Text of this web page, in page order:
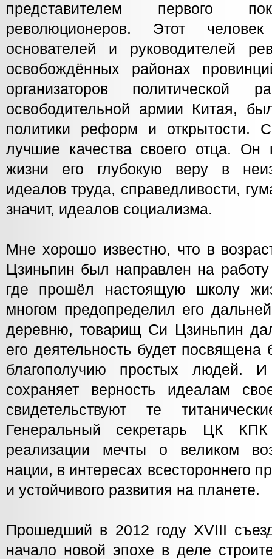
представителем первого
революционеров. Этот
основателей и руководителей
освобождённых районах
организаторов
освободительной армии Китая,
политики реформ и открытости.
лучшие качества своего отца. Он
жизни его глубокую веру в
идеалов труда, справедливости,
значит, идеалов социализма.
Мне хорошо известно, что в
Цзиньпин был направлен на
где прошёл настоящую школу
многом предопределил его
деревню, товарищ Си Цзиньпин
его деятельность будет посвящена
благополучию простых людей.
сохраняет верность идеалам
свидетельствуют те
Генеральный секретарь ЦК
реализации мечты о великом
нации, в интересах всестороннего
и устойчивого развития на планете.
Прошедший в 2012 году XVIII
начало новой эпохе в деле